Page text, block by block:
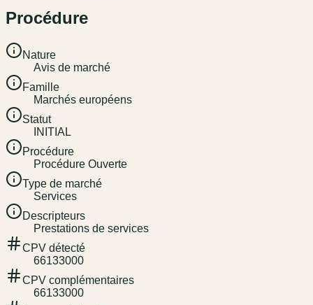
Procédure
Nature
Avis de marché
Famille
Marchés européens
Statut
INITIAL
Procédure
Procédure Ouverte
Type de marché
Services
Descripteurs
Prestations de services
CPV détecté
66133000
CPV complémentaires
66133000